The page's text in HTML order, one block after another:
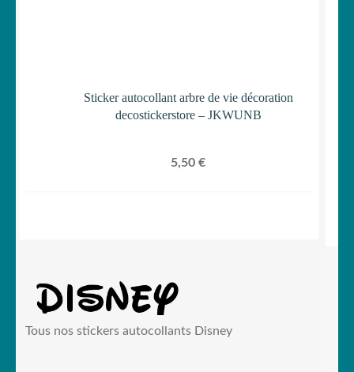
Sticker autocollant arbre de vie décoration
decostickerstore – JKWUNB
5,50 €
Tous nos stickers autocollants Disney